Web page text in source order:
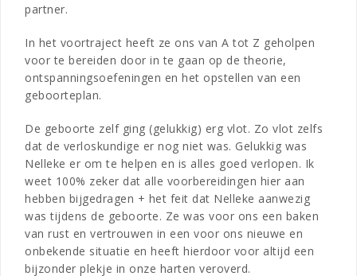
partner.
In het voortraject heeft ze ons van A tot Z geholpen
voor te bereiden door in te gaan op de theorie,
ontspanningsoefeningen en het opstellen van een
geboorteplan.
De geboorte zelf ging (gelukkig) erg vlot. Zo vlot zelfs
dat de verloskundige er nog niet was. Gelukkig was
Nelleke er om te helpen en is alles goed verlopen. Ik
weet 100% zeker dat alle voorbereidingen hier aan
hebben bijgedragen + het feit dat Nelleke aanwezig
was tijdens de geboorte. Ze was voor ons een baken
van rust en vertrouwen in een voor ons nieuwe en
onbekende situatie en heeft hierdoor voor altijd een
bijzonder plekje in onze harten veroverd.